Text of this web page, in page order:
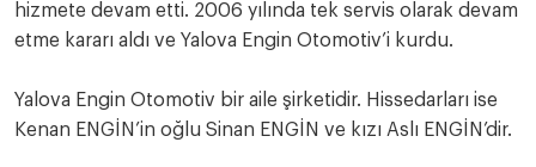
hizmete devam etti. 2006 yılında tek servis olarak devam
etme kararı aldı ve Yalova Engin Otomotiv’i kurdu.
Yalova Engin Otomotiv bir aile şirketidir. Hissedarları ise
Kenan ENGİN’in oğlu Sinan ENGİN ve kızı Aslı ENGİN’dir.